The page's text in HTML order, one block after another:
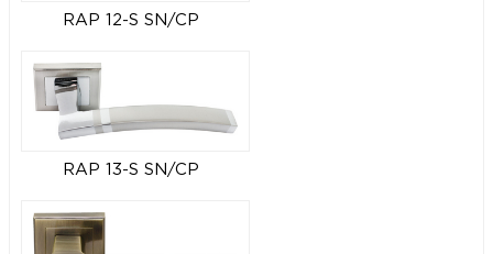
RAP 12-S SN/CP
RAP 13-S SN/CP